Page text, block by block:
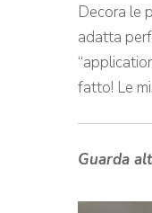
Decora le
adatta
fatto! Le
Guarda